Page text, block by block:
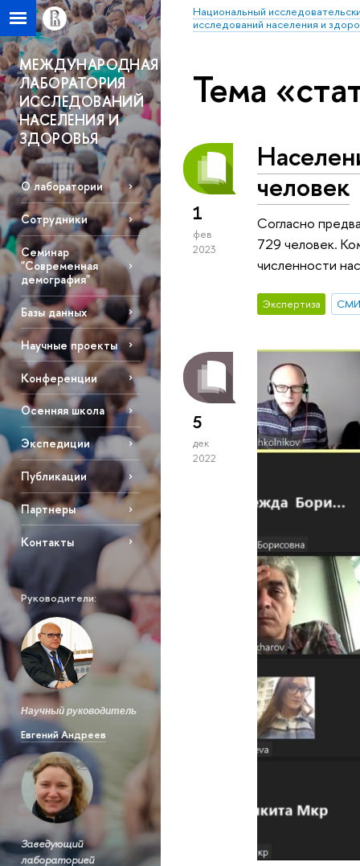
Национальный
исследований населения и
МЕЖДУНАРОДНАЯ
ЛАБОРАТОРИЯ
ИССЛЕДОВАНИЙ
НАСЕЛЕНИЯ И
ЗДОРОВЬЯ
О лаборатории
Сотрудники
Семинар
"Современная
демография"
Базы данных
Научные проекты
Конференции
Осенняя школа
Экспедиции
Публикации
Партнеры
Контакты
Руководители:
Научный руководитель
Евгений Андреев
Заведующий
лабораторией
Тема
1
фев
2023
человек
Согласно
729 человек.
численности
Экспертиза
5
дек
2022